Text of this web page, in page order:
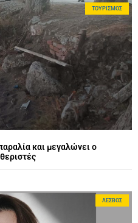
ΤΟΥΡΙΣΜΌΣ
και μεγαλώνει ο
ΛΈΣΒΟΣ